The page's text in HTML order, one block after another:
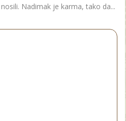
Nadimak je karma, tako da...